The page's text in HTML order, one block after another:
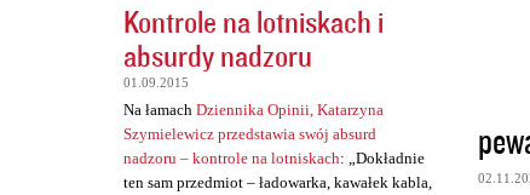
Kontrole na lotniskach i
absurdy nadzoru
01.09.2015
Na łamach Dziennika Opinii, Katarzyna
Szymielewicz przedstawia swój absurd
nadzoru – kontrole na lotniskach: „Dokładnie
ten sam przedmiot – ładowarka, kawałek kabla,